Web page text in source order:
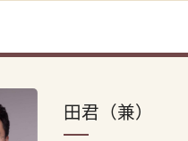
田君（兼）